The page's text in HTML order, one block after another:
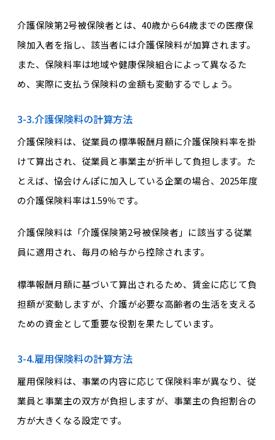
介護保険第2号被保険者とは、40歳から64歳までの医療保
険加入者を指し、該当者には介護保険料が加算されます。
また、保険料率は地域や健康保険組合によって異なるた
め、実際に支払う保険料の金額も変動するでしょう。
3-3.介護保険料の計算方法
介護保険料は、従業員の標準報酬月額に介護保険料率を掛
けて算出され、従業員と事業主が折半して負担します。た
とえば、協会けんぽに加入している企業の場合、2025年度
の介護保険料率は1.59％です。
介護保険料は「介護保険第2号被保険者」に該当する従業
員に適用され、毎月の給与から控除されます。
標準報酬月額に基づいて算出されるため、賃金に応じて負
担額が変動しますが、介護が必要な高齢者の生活を支える
ための資金として重要な役割を果たしています。
3-4.雇用保険料の計算方法
雇用保険料は、事業の内容に応じて保険料率が異なり、従
業員と事業主の双方が負担しますが、事業主の負担割合の
方が大きくなる設定です。